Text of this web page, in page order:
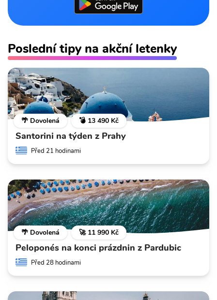
Poslední tipy na akční letenky
🌴 Dovolená 💣 13 490 Kč
Santorini na týden z Prahy
Před 21 hodinami
🌴 Dovolená 🚀 11 990 Kč
Peloponés na konci prázdnin z Pardubic
Před 28 hodinami